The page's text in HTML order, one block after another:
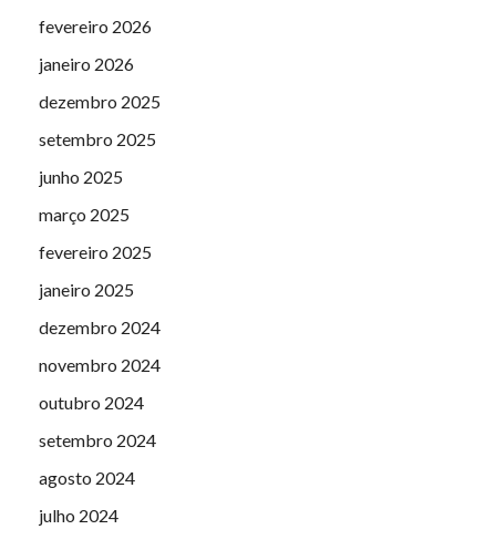
fevereiro 2026
janeiro 2026
dezembro 2025
setembro 2025
junho 2025
março 2025
fevereiro 2025
janeiro 2025
dezembro 2024
novembro 2024
outubro 2024
setembro 2024
agosto 2024
julho 2024